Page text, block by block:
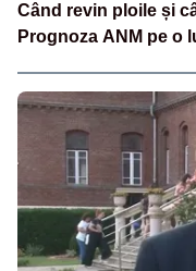
Când revin ploile și
Prognoza ANM pe o